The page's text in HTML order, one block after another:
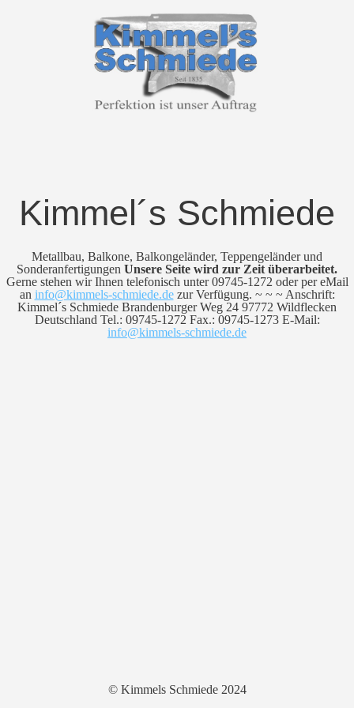
Kimmel´s Schmiede
Metallbau, Balkone, Balkongeländer, Teppengeländer und
Sonderanfertigungen Unsere Seite wird zur Zeit überarbeitet.
Gerne stehen wir Ihnen telefonisch unter 09745-1272 oder per eMail
an info@kimmels-schmiede.dezur Verfügung. ~ ~ ~ Anschrift:
Kimmel´s Schmiede Brandenburger Weg 24 97772 Wildflecken
Deutschland Tel.: 09745-1272 Fax.: 09745-1273 E-Mail:
info@kimmels-schmiede.de
© Kimmels Schmiede 2024